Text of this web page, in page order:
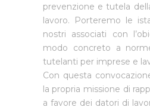
prevenzione e tutela
lavoro. Porteremo le
nostri associati con
modo concreto a
tutelanti per imprese e
Con questa
la propria missione di
a favore dei datori di